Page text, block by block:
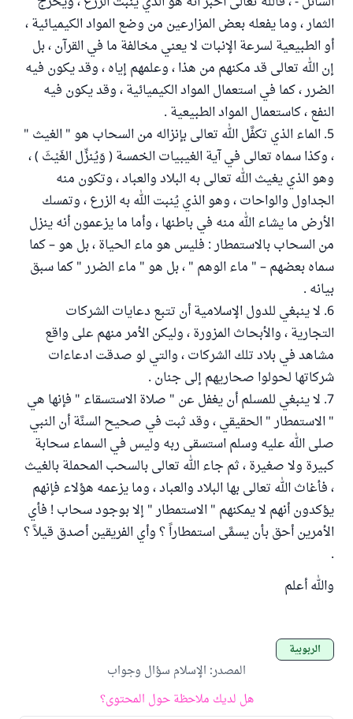
الثمار ، وما يفعله بعض المزارعين من وضع المواد الكيميائية ،
أو الطبيعية لسرعة الإنبات لا يعني مخالفة ما في القرآن ، بل
إن الله تعالى قد مكنهم من هذا ، وعلمهم إياه ، وقد يكون فيه
الضرر ، كما في استعمال المواد الكيميائية ، وقد يكون فيه
النفع ، كاستعمال المواد الطبيعية .
5. الماء الذي تكفَّل الله تعالى بإنزاله من السحاب هو " الغيث "
، وكذا سماه تعالى في آية الغيبيات الخمسة ( وَيُنزِّل الغَيْثَ ) ،
وهو الذي يغيث الله تعالى به البلاد والعباد ، وتكون منه
الجداول والواحات ، وهو الذي يُنبت الله به الزرع ، وتمسك
الأرض ما يشاء الله منه في باطنها ، وأما ما يزعمون أنه ينزل
من السحاب بالاستمطار : فليس هو ماء الحياة ، بل هو – كما
سماه بعضهم – " ماء الوهم " ، بل هو " ماء الضرر " كما سبق
بيانه .
6. لا ينبغي للدول الإسلامية أن تتبع دعايات الشركات
التجارية ، والأبحاث المزورة ، وليكن الأمر منهم على واقع
مشاهد في بلاد تلك الشركات ، والتي لو صدقت ادعاءات
شركاتها لحولوا صحاريهم إلى جنان .
7. لا ينبغي للمسلم أن يغفل عن " صلاة الاستسقاء " فإنها هي
" الاستمطار " الحقيقي ، وقد ثبت في صحيح السنَّة أن النبي
صلى الله عليه وسلم استسقى ربه وليس في السماء سحابة
كبيرة ولا صغيرة ، ثم جاء الله تعالى بالسحب المحملة بالغيث
، فأغاث الله تعالى بها البلاد والعباد ، وما يزعمه هؤلاء فإنهم
يؤكدون أنهم لا يمكنهم " الاستمطار " إلا بوجود سحاب ! فأي
الأمرين أحق بأن يسمَّى استمطاراً ؟ وأي الفريقين أصدق قيلاً ؟
.
والله أعلم
الربوبية
المصدر: الإسلام سؤال وجواب
هل لديك ملاحظة حول المحتوى؟